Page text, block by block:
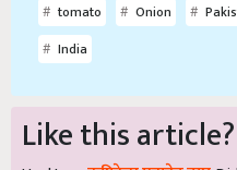
tomato
Onion
India
Like this article?